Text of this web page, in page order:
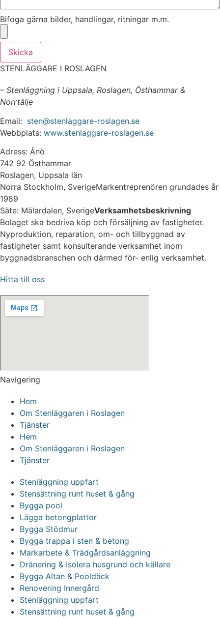
Bifoga gärna bilder, handlingar, ritningar m.m.
Skicka
STENLÄGGARE I ROSLAGEN
– Stenläggning i Uppsala, Roslagen, Östhammar &
Norrtälje
Email: sten@stenlaggare-roslagen.se
Webbplats: www.stenlaggare-roslagen.se
Adress: Ånö
742 92 Östhammar
Roslagen, Uppsala län
Norra Stockholm, SverigeMarkentreprenören grundades år
1989
Säte: Mälardalen, SverigeVerksamhetsbeskrivning
Bolaget ska bedriva köp och försäljning av fastigheter.
Nyproduktion, reparation, om- och tillbyggnad av
fastigheter samt konsulterande verksamhet inom
byggnadsbranschen och därmed för- enlig verksamhet.
Hitta till oss
Navigering
Hem
Om Stenläggaren i Roslagen
Tjänster
Hem
Om Stenläggaren i Roslagen
Tjänster
Stenläggning uppfart
Stensättning runt huset & gång
Bygga pool
Lägga betongplattor
Bygga Stödmur
Bygga trappa i sten & betong
Markarbete & Trädgårdsanläggning
Dränering & Isolera husgrund och källare
Bygga Altan & Pooldäck
Renovering Innergård
Stenläggning uppfart
Stensättning runt huset & gång